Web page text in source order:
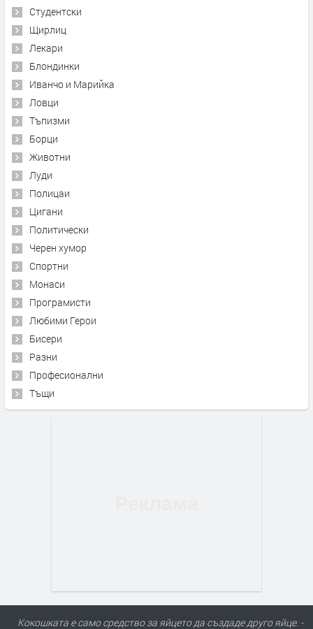
Студентски
Щирлиц
Лекари
Блондинки
Иванчо и Марийка
Ловци
Тъпизми
Борци
Животни
Луди
Полицаи
Цигани
Политически
Черен хумор
Спортни
Монаси
Програмисти
Любими Герои
Бисери
Разни
Професионални
Тъщи
Кокошката е само средство за яйцето да създаде друго яйце. -